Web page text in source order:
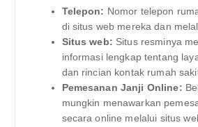
Telepon: Nomor telepon
di situs web mereka dan
Situs web: Situs resminya
informasi lengkap tentang
dan rincian kontak rumah
Pemesanan Janji Online:
mungkin menawarkan
secara online melalui situs